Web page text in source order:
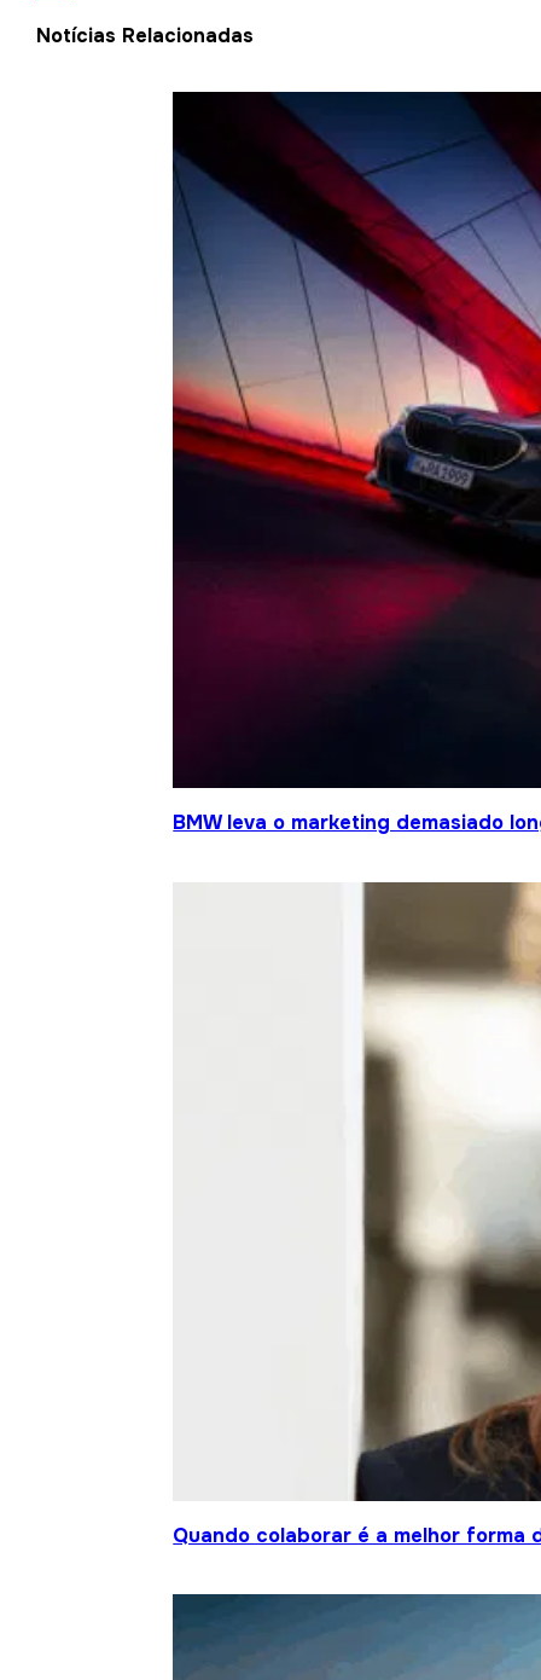
Notícias Relacionadas
BMW leva o marketing demasiado
Quando colaborar é a melhor forma